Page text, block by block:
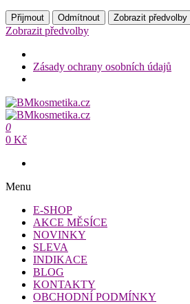
Přijmout Odmítnout Zobrazit předvolby
Zobrazit předvolby
Zásady ochrany osobních údajů
Přeskočit
na
obsah
BMkosmetika.cz
BMkosmetika.cz
0
0 Kč
Menu
E-SHOP
AKCE MĚSÍCE
NOVINKY
SLEVA
INDIKACE
BLOG
KONTAKTY
OBCHODNÍ PODMÍNKY